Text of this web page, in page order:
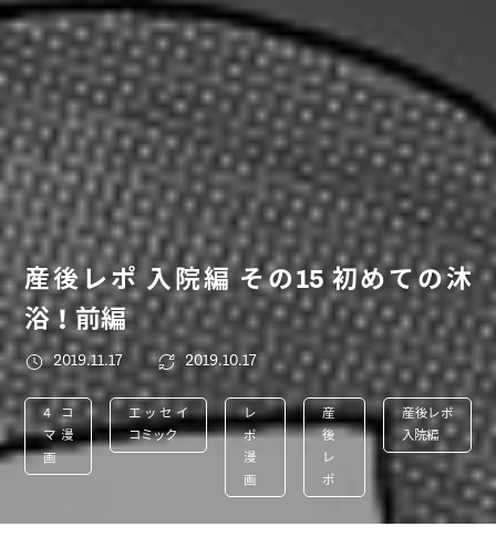
産後レポ 入院編 その15 初めての沐
浴！前編
2019.11.17 2019.10.17
4コ
マ漫
画
エッセイ
コミック
レ
ポ
漫
画
産
後
レ
ポ
産後レポ
入院編